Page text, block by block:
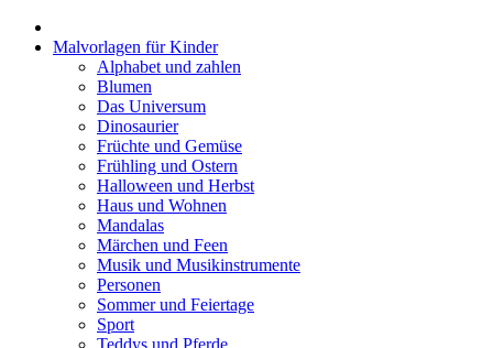
Malvorlagen für Kinder
Alphabet und zahlen
Blumen
Das Universum
Dinosaurier
Früchte und Gemüse
Frühling und Ostern
Halloween und Herbst
Haus und Wohnen
Mandalas
Märchen und Feen
Musik und Musikinstrumente
Personen
Sommer und Feiertage
Sport
Teddys und Pferde